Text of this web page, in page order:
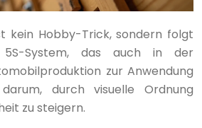
kein Hobby-Trick, sondern folgt
System, das auch in der
zur Anwendung
durch visuelle Ordnung
zu steigern.